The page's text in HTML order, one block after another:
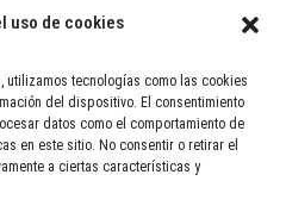
uso de cookies
utilizamos tecnologías como las cookies
del dispositivo. El consentimiento
datos como el comportamiento de
en este sitio. No consentir o retirar el
a ciertas características y